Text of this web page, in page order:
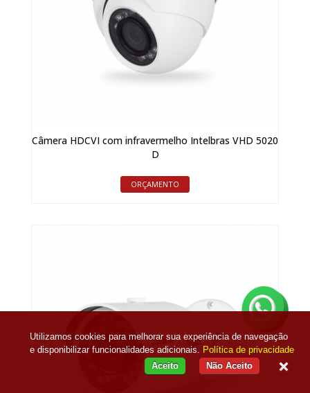
Câmera HDCVI com infravermelho Intelbras VHD 5020
D
ORÇAMENTO
Utilizamos cookies para melhorar sua experiência de navegação
e disponibilizar funcionalidades adicionais. Política de privacidade
Não Aceito
Aceito